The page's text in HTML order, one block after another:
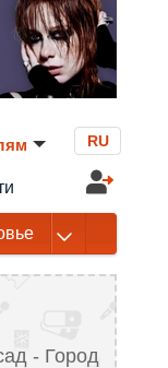
RU
- Город